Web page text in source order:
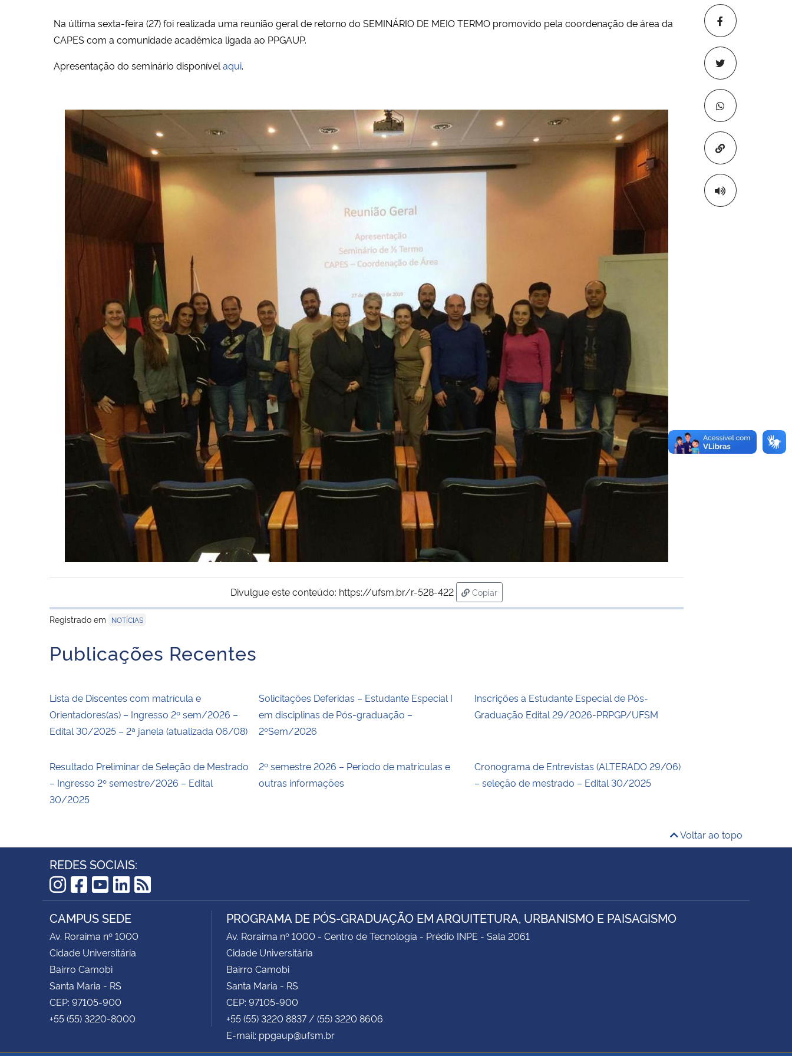
Copiar para
Na última sexta-feira (27) foi realizada uma reunião geral de retorno do SEMINÁRIO DE MEIO TERMO promovido pela coordenação de área da
CAPES com a comunidade acadêmica ligada ao PPGAUP.
Apresentação do seminário disponível aqui.
Divulgue este conteúdo: https://ufsm.br/r-528-422
Copiar
para área de transferência
Registrado em
NOTÍCIAS
Publicações Recentes
Lista de Discentes com matrícula e
Orientadores(as) – Ingresso 2º sem/2026 –
Edital 30/2025 – 2ª janela (atualizada 06/08)
Solicitações Deferidas – Estudante Especial I
em disciplinas de Pós-graduação –
2ºSem/2026
Inscrições a Estudante Especial de Pós-
Graduação Edital 29/2026-PRPGP/UFSM
Resultado Preliminar de Seleção de Mestrado
– Ingresso 2º semestre/2026 – Edital
30/2025
2º semestre 2026 – Período de matrículas e
outras informações
Cronograma de Entrevistas (ALTERADO 29/06)
– seleção de mestrado – Edital 30/2025
Voltar ao topo
REDES SOCIAIS:
Instagram
Facebook
YouTube
LinkedIn
RSS
CAMPUS SEDE
Av. Roraima nº 1000
Cidade Universitária
Bairro Camobi
Santa Maria - RS
CEP: 97105-900
+55 (55) 3220-8000
PROGRAMA DE PÓS-GRADUAÇÃO EM ARQUITETURA, URBANISMO E PAISAGISMO
Av. Roraima nº 1000 - Centro de Tecnologia - Prédio INPE - Sala 2061
Cidade Universitária
Bairro Camobi
Santa Maria - RS
CEP: 97105-900
+55 (55) 3220 8837 / (55) 3220 8606
E-mail: ppgaup@ufsm.br